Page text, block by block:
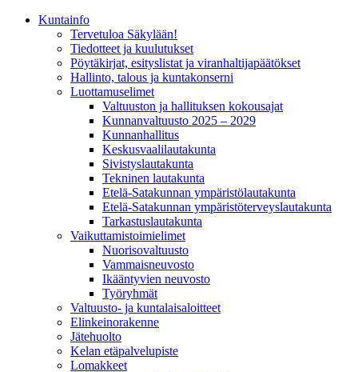
Kunta­info
Tervetuloa Säkylään!
Tiedotteet ja kuulutukset
Pöytäkirjat, esityslistat ja viranhaltijapäätökset
Hallinto, talous ja kuntakonserni
Luottamuselimet
Valtuuston ja hallituksen kokousajat
Kunnanvaltuusto 2025 – 2029
Kunnanhallitus
Keskusvaalilautakunta
Sivistyslautakunta
Tekninen lautakunta
Etelä-Satakunnan ympäristölautakunta
Etelä-Satakunnan ympäristöterveyslautakunta
Tarkastuslautakunta
Vaikuttamistoimielimet
Nuorisovaltuusto
Vammaisneuvosto
Ikääntyvien neuvosto
Työryhmät
Valtuusto- ja kuntalaisaloitteet
Elinkeinorakenne
Jätehuolto
Kelan etäpalvelupiste
Lomakkeet